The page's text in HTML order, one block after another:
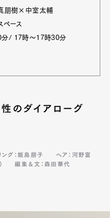
真朋樹×中室太輔
ペース
/ 17時～17時30分
のダイアローグ
ング：飯島朋子
ヘア：河野富
編集＆文：森田華代